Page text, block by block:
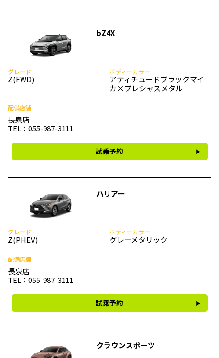
bZ4X
グレード
Z(FWD)
ボディーカラー
アティチュードブラックマイ
カ×プレシャスメタル
配備店舗
長泉店
TEL：055-987-3111
試乗予約
ハリアー
グレード
Z(PHEV)
ボディーカラー
グレーメタリック
配備店舗
長泉店
TEL：055-987-3111
試乗予約
クラウンスポーツ